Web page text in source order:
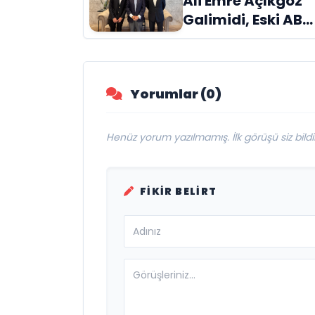
Galimidi, Eski AB
Bakanı ve
Büyükelçi Egemen
Geldi
Yorumlar (0)
Henüz yorum yazılmamış. İlk görüşü siz
FIKIR BELIRT